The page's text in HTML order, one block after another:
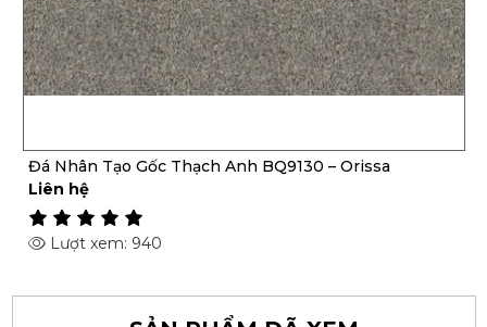
Đá Nhân Tạo Gốc Thạch Anh BQ9130 – Orissa
Liên hệ
Lượt xem: 940